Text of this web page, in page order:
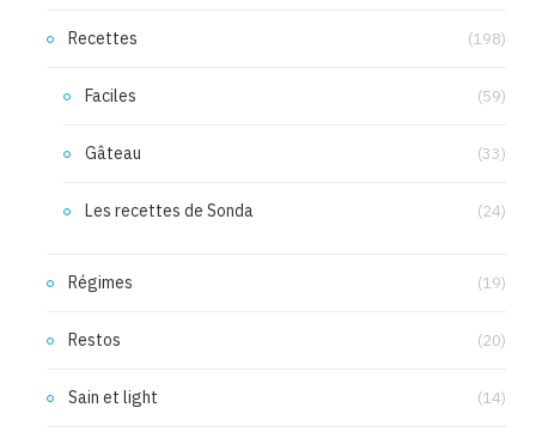
Recettes (198)
Faciles (59)
Gâteau (33)
Les recettes de Sonda (24)
Régimes (19)
Restos (20)
Sain et light (14)